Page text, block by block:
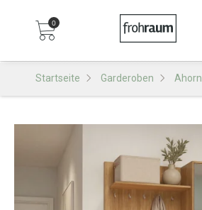
0
Startseite Garderoben Ahorn